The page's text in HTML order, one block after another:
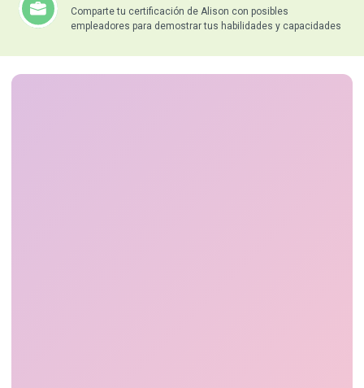
Comparte tu certificación de Alison con posibles
empleadores para demostrar tus habilidades y capacidades